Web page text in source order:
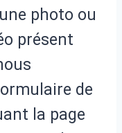
photo ou
présent
de
la page